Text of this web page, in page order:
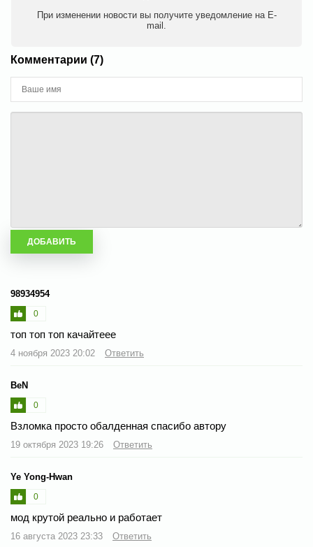
При изменении новости вы получите уведомление на E-
mail.
Комментарии (7)
98934954
0
топ топ топ качайтеее
4 ноября 2023 20:02 Ответить
BeN
0
Взломка просто обалденная спасибо автору
19 октября 2023 19:26 Ответить
Ye Yong-Hwan
0
мод крутой реально и работает
16 августа 2023 23:33 Ответить